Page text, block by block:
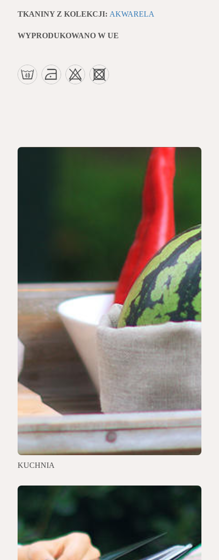
TKANINY Z KOLEKCJI: AKWARELA
WYPRODUKOWANO W UE
KUCHNIA